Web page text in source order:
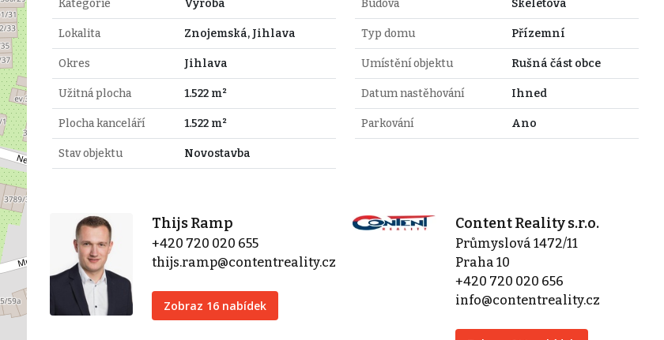
Kategorie Výroba
Lokalita Znojemská, Jihlava
Okres Jihlava
Užitná plocha 1.522 m²
Plocha kanceláří 1.522 m²
Stav objektu Novostavba
Budova Skeletová
Typ domu Přízemní
Umístění objektu Rušná část obce
Datum nastěhování Ihned
Parkování Ano
Thijs Ramp
+420 720 020 655
thijs.ramp@contentreality.cz
Zobraz 16 nabídek
Content Reality s.r.o.
Průmyslová 1472/11
Praha 10
+420 720 020 656
info@contentreality.cz